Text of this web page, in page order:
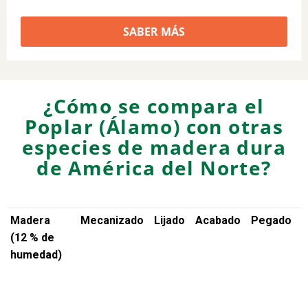
SABER MÁS
¿Cómo se compara el
Poplar (Álamo) con otras
especies de madera dura
de América del Norte?
Madera
(12 % de
humedad)
Mecanizado Lijado Acabado Pegado